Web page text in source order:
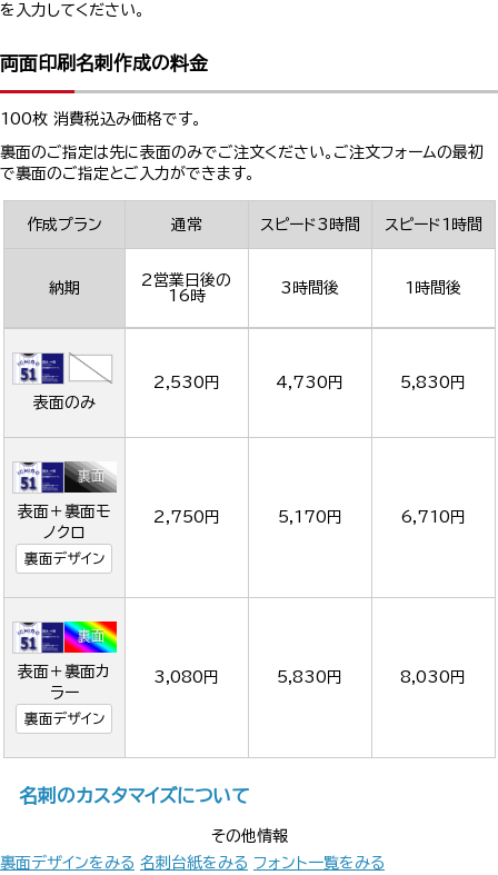
を入力してください。
両面印刷名刺作成の料金
100枚 消費税込み価格です。
裏面のご指定は先に表面のみでご注文ください。ご注文フォームの最初
で裏面のご指定とご入力ができます。
作成プラン 通常 スピード3時間 スピード1時間
納期
2営業日後の
16時
3時間後 1時間後
表面のみ
2,530円 4,730円 5,830円
表面＋裏面モ
ノクロ
裏面デザイン
2,750円 5,170円 6,710円
表面＋裏面カ
ラー
裏面デザイン
3,080円 5,830円 8,030円
名刺のカスタマイズについて
その他情報
裏面デザインをみる 名刺台紙をみる フォント一覧をみる